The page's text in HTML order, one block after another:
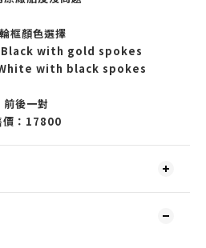
框顏色選擇
Black with gold spokes
White with black spokes
前後一對
價：17800